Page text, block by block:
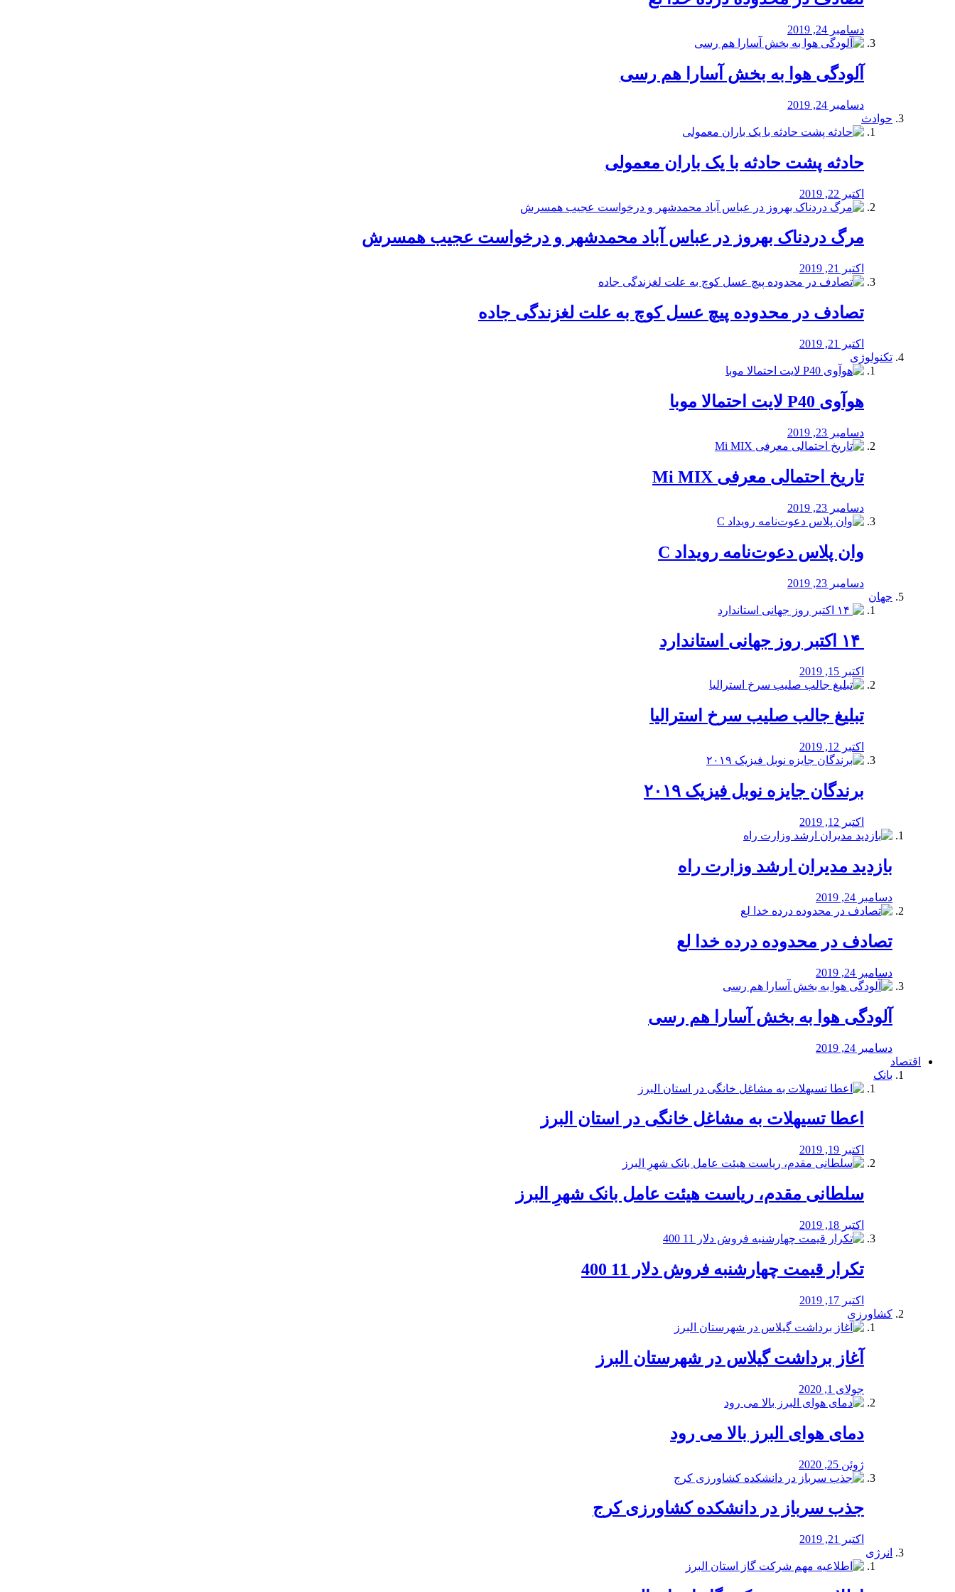
دسامبر 24, 2019
آلودگی هوا به بخش آسارا هم رسی
دسامبر 24, 2019
حوادث
️حادثه پشت حادثه با یک باران معمولی
اکتبر 22, 2019
مرگ دردناک بهروز در عباس آباد محمدشهر و درخواست عجیب همسرش
اکتبر 21, 2019
تصادف در محدوده پیچ عسل کوچ به علت لغزندگی جاده
اکتبر 21, 2019
تکنولوژی
هوآوی P40 لایت احتمالا موبا
دسامبر 23, 2019
تاریخ احتمالی معرفی Mi MIX
دسامبر 23, 2019
وان پلاس دعوت‌نامه رویداد C
دسامبر 23, 2019
جهان
اکتبر 15, 2019
تبلیغ جالب صلیب سرخ استرالیا
اکتبر 12, 2019
برندگان جایزه نوبل فیزیک ۲۰۱۹
اکتبر 12, 2019
بازدید مدیران ارشد وزارت راه
دسامبر 24, 2019
تصادف در محدوده درده خدا لع
دسامبر 24, 2019
آلودگی هوا به بخش آسارا هم رسی
دسامبر 24, 2019
اقتصاد
بانک
️اعطا تسیهلات به مشاغل خانگی در استان البرز
اکتبر 19, 2019
سلطانی مقدم، ریاست هیئت عامل بانک شهرِ البرز
اکتبر 18, 2019
تکرار قیمت چهارشنبه فروش دلار 11 400
اکتبر 17, 2019
کشاورزی
آغاز برداشت گیلاس در شهرستان البرز
جولای 1, 2020
دمای هوای البرز بالا می رود
ژوئن 25, 2020
جذب سرباز در دانشکده کشاورزی کرج
اکتبر 21, 2019
انرژی